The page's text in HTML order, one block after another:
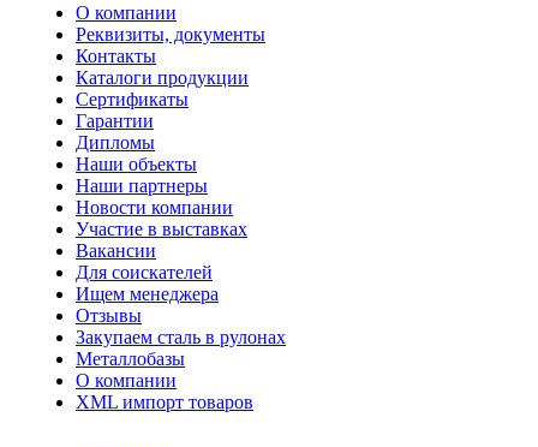
О компании
Реквизиты, документы
Контакты
Каталоги продукции
Сертификаты
Гарантии
Дипломы
Наши объекты
Наши партнеры
Новости компании
Участие в выставках
Вакансии
Для соискателей
Ищем менеджера
Отзывы
Закупаем сталь в рулонах
Металлобазы
О компании
XML импорт товаров